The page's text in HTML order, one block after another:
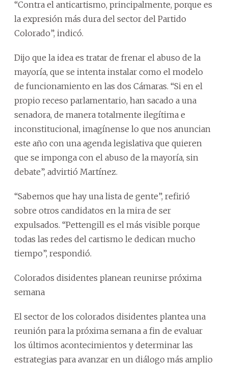
“Contra el anticartismo, principalmente, porque es
la expresión más dura del sector del Partido
Colorado”, indicó.
Dijo que la idea es tratar de frenar el abuso de la
mayoría, que se intenta instalar como el modelo
de funcionamiento en las dos Cámaras. “Si en el
propio receso parlamentario, han sacado a una
senadora, de manera totalmente ilegítima e
inconstitucional, imagínense lo que nos anuncian
este año con una agenda legislativa que quieren
que se imponga con el abuso de la mayoría, sin
debate”, advirtió Martínez.
“Sabemos que hay una lista de gente”, refirió
sobre otros candidatos en la mira de ser
expulsados. “Pettengill es el más visible porque
todas las redes del cartismo le dedican mucho
tiempo”, respondió.
Colorados disidentes planean reunirse próxima
semana
El sector de los colorados disidentes plantea una
reunión para la próxima semana a fin de evaluar
los últimos acontecimientos y determinar las
estrategias para avanzar en un diálogo más amplio